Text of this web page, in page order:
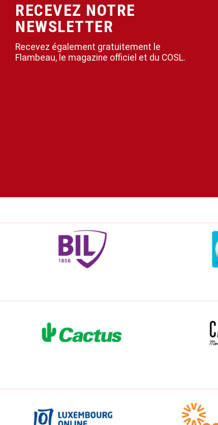
RECEVEZ NOTRE
NEWSLETTER
Recevez également gratuitement le
Flambeau, le magazine officiel et du COSL.